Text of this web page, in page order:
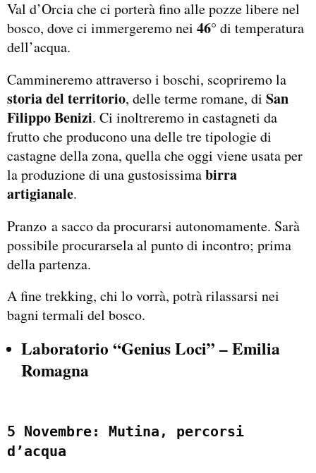
Val d’Orcia che ci porterà fino alle pozze libere nel
bosco, dove ci immergeremo nei 46° di temperatura
dell’acqua.
Cammineremo attraverso i boschi, scopriremo la
storia del territorio, delle terme romane, di San
Filippo Benizi. Ci inoltreremo in castagneti da
frutto che producono una delle tre tipologie di
castagne della zona, quella che oggi viene usata per
la produzione di una gustosissimabirra
artigianale.
Pranzo a sacco da procurarsi autonomamente. Sarà
possibile procurarsela al punto di incontro; prima
della partenza.
A fine trekking, chi lo vorrà, potrà rilassarsi nei
bagni termali del bosco.
Laboratorio “Genius Loci” – Emilia
Romagna
5 Novembre: Mutina, percorsi
d’acqua